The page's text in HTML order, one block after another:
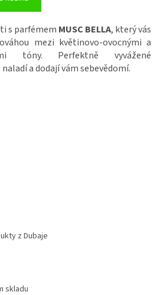
s parfémem MUSC BELLA, který vás
mezi květinovo-ovocnými a
tóny. Perfektně vyvážené
a dodají vám sebevědomí.
z Dubaje
skladu